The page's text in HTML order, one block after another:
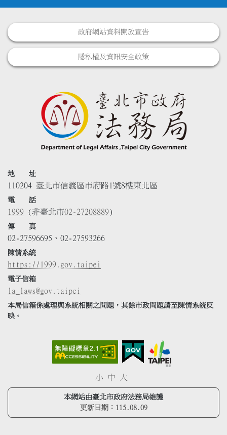
政府網站資料開放宣告
隱私權及資訊安全政策
地 址
110204 臺北市信義區市府路1號8樓東北區
電 話
1999 (非臺北市02-27208889)
傳 真
02-27596695、02-27593266
陳情系統
https://1999.gov.taipei
電子信箱
la_laws@gov.taipei
本局信箱係處理與系統相關之問題，其餘市政問題請至陳情系統反
映。
小 中 大
本網站由臺北市政府法務局維護
更新日期： 115.08.09